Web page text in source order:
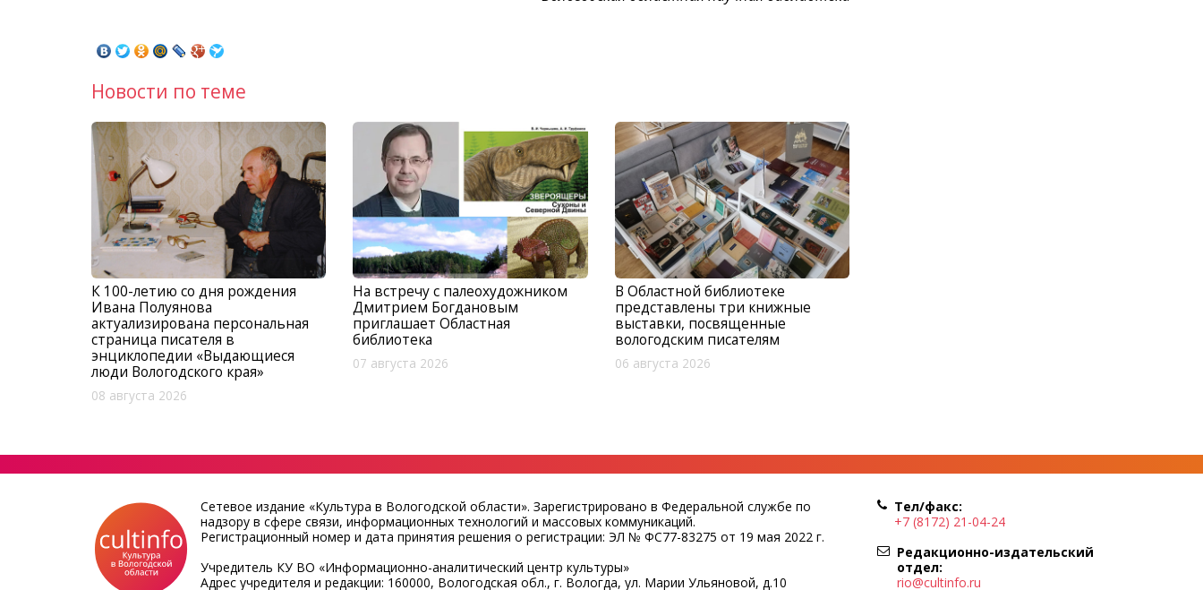
Новости по теме
К 100-летию со дня рождения
Ивана Полуянова
актуализирована персональная
страница писателя в
энциклопедии «Выдающиеся
люди Вологодского края»
08 августа 2026
На встречу с палеохудожником
Дмитрием Богдановым
приглашает Областная
библиотека
07 августа 2026
В Областной библиотеке
представлены три книжные
выставки, посвященные
вологодским писателям
06 августа 2026
Сетевое издание «Культура в Вологодской области». Зарегистрировано в Федеральной службе по
надзору в сфере связи, информационных технологий и массовых коммуникаций.
Регистрационный номер и дата принятия решения о регистрации: ЭЛ № ФС77-83275 от 19 мая 2022 г.
Учредитель КУ ВО «Информационно-аналитический центр культуры»
Адрес учредителя и редакции: 160000, Вологодская обл., г. Вологда, ул. Марии Ульяновой, д.10
Тел/факс:
+7 (8172) 21-04-24
Редакционно-издательский
отдел:
rio@cultinfo.ru